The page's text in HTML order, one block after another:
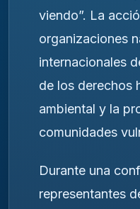
viendo”. La
organizaciones
internacionales
de los derechos
ambiental y la
comunidades
Durante una
representantes